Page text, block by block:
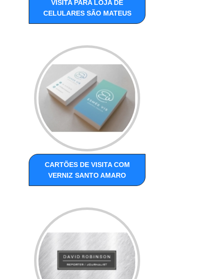
VISITA PARA LOJA DE
CELULARES SÃO MATEUS
CARTÕES DE VISITA COM
VERNIZ SANTO AMARO